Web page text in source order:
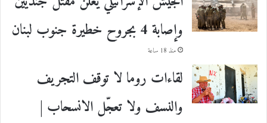
وإصابة 4 بجروح خطيرة جنوب لبنان
منذ 18 ساعة
لقاءات روما لا توقف التجريف
والنسف ولا تعجّل الانسحاب |